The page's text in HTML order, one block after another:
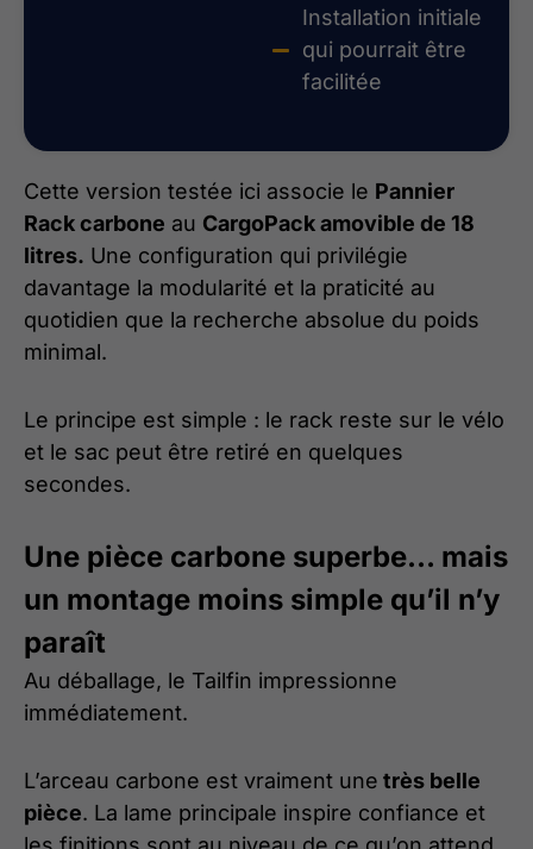
Installation initiale
qui pourrait être
facilitée
Cette version testée ici associe le Pannier
Rack carbone au CargoPack amovible de 18
litres. Une configuration qui privilégie
davantage la modularité et la praticité au
quotidien que la recherche absolue du poids
minimal.
Le principe est simple : le rack reste sur le vélo
et le sac peut être retiré en quelques
secondes.
Une pièce carbone superbe… mais
un montage moins simple qu’il n’y
paraît
Au déballage, le Tailfin impressionne
immédiatement.
L’arceau carbone est vraiment une très belle
pièce. La lame principale inspire confiance et